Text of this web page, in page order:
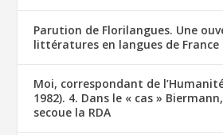
Parution de Florilangues. Une
littératures en langues de France
Moi, correspondant de
1982). 4. Dans le « cas »
secoue la RDA